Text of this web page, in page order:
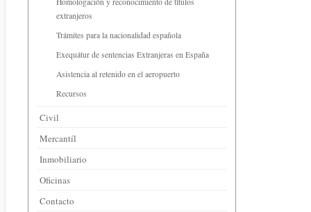
extranjeros
Trámites para la nacionalidad española
Exequátur de sentencias Extranjeras en España
Asistencia al retenido en el aeropuerto
Recursos
Civil
Mercantíl
Inmobiliario
Oficinas
Contacto